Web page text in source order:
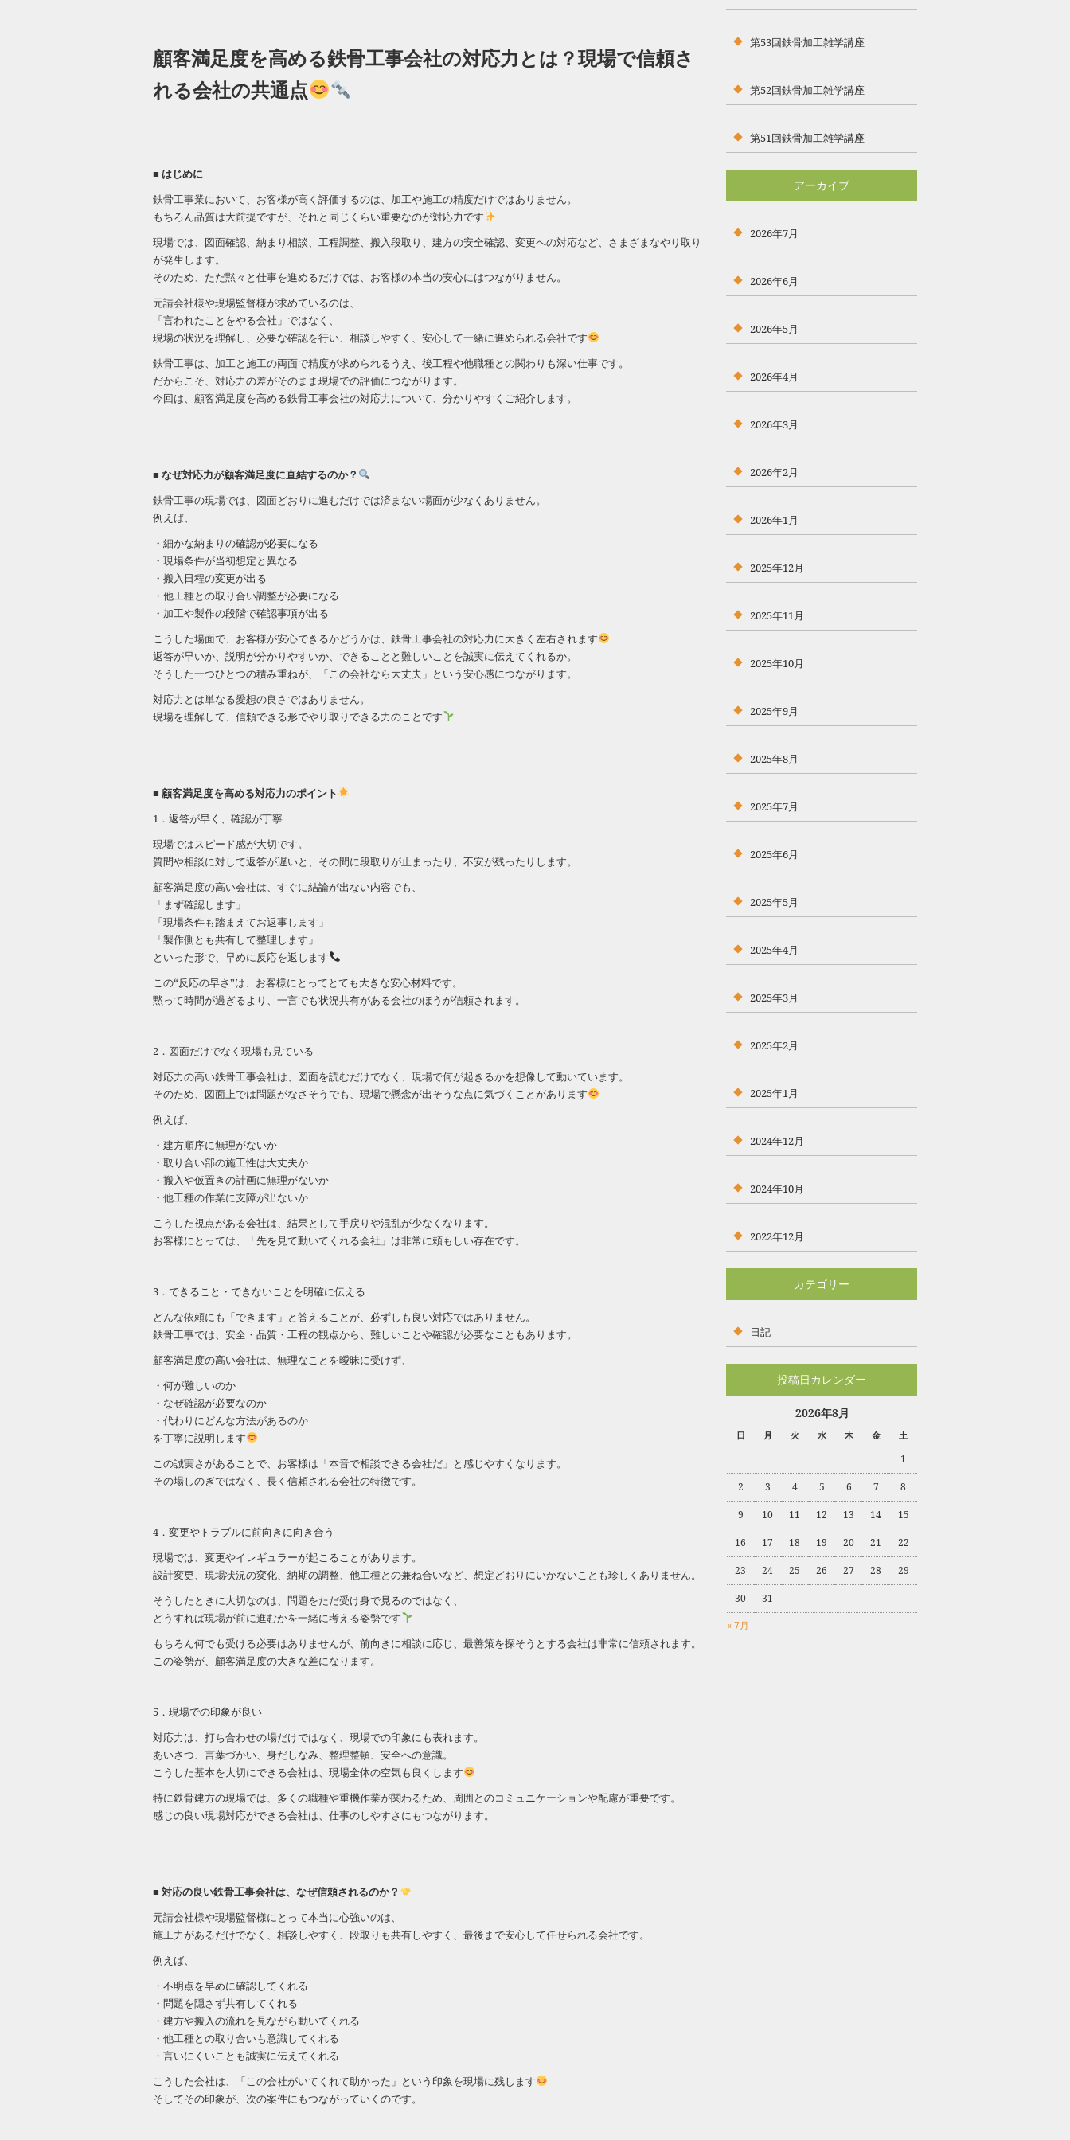
顧客満足度を高める鉄骨工事会社の対応力とは？現場で信頼さ
れる会社の共通点
■ はじめに
鉄骨工事業において、お客様が高く評価するのは、加工や施工の精度だけではありません。
もちろん品質は大前提ですが、それと同じくらい重要なのが対応力です
現場では、図面確認、納まり相談、工程調整、搬入段取り、建方の安全確認、変更への対応など、さまざまなやり取り
が発生します。
そのため、ただ黙々と仕事を進めるだけでは、お客様の本当の安心にはつながりません。
元請会社様や現場監督様が求めているのは、
「言われたことをやる会社」ではなく、
現場の状況を理解し、必要な確認を行い、相談しやすく、安心して一緒に進められる会社です
鉄骨工事は、加工と施工の両面で精度が求められるうえ、後工程や他職種との関わりも深い仕事です。
だからこそ、対応力の差がそのまま現場での評価につながります。
今回は、顧客満足度を高める鉄骨工事会社の対応力について、分かりやすくご紹介します。
■ なぜ対応力が顧客満足度に直結するのか？
鉄骨工事の現場では、図面どおりに進むだけでは済まない場面が少なくありません。
例えば、
・細かな納まりの確認が必要になる
・現場条件が当初想定と異なる
・搬入日程の変更が出る
・他工種との取り合い調整が必要になる
・加工や製作の段階で確認事項が出る
こうした場面で、お客様が安心できるかどうかは、鉄骨工事会社の対応力に大きく左右されます
返答が早いか、説明が分かりやすいか、できることと難しいことを誠実に伝えてくれるか。
そうした一つひとつの積み重ねが、「この会社なら大丈夫」という安心感につながります。
対応力とは単なる愛想の良さではありません。
現場を理解して、信頼できる形でやり取りできる力のことです
■ 顧客満足度を高める対応力のポイント
1．返答が早く、確認が丁寧
現場ではスピード感が大切です。
質問や相談に対して返答が遅いと、その間に段取りが止まったり、不安が残ったりします。
顧客満足度の高い会社は、すぐに結論が出ない内容でも、
「まず確認します」
「現場条件も踏まえてお返事します」
「製作側とも共有して整理します」
といった形で、早めに反応を返します
この“反応の早さ”は、お客様にとってとても大きな安心材料です。
黙って時間が過ぎるより、一言でも状況共有がある会社のほうが信頼されます。
2．図面だけでなく現場も見ている
対応力の高い鉄骨工事会社は、図面を読むだけでなく、現場で何が起きるかを想像して動いています。
そのため、図面上では問題がなさそうでも、現場で懸念が出そうな点に気づくことがあります
例えば、
・建方順序に無理がないか
・取り合い部の施工性は大丈夫か
・搬入や仮置きの計画に無理がないか
・他工種の作業に支障が出ないか
こうした視点がある会社は、結果として手戻りや混乱が少なくなります。
お客様にとっては、「先を見て動いてくれる会社」は非常に頼もしい存在です。
3．できること・できないことを明確に伝える
どんな依頼にも「できます」と答えることが、必ずしも良い対応ではありません。
鉄骨工事では、安全・品質・工程の観点から、難しいことや確認が必要なこともあります。
顧客満足度の高い会社は、無理なことを曖昧に受けず、
・何が難しいのか
・なぜ確認が必要なのか
・代わりにどんな方法があるのか
を丁寧に説明します
この誠実さがあることで、お客様は「本音で相談できる会社だ」と感じやすくなります。
その場しのぎではなく、長く信頼される会社の特徴です。
4．変更やトラブルに前向きに向き合う
現場では、変更やイレギュラーが起こることがあります。
設計変更、現場状況の変化、納期の調整、他工種との兼ね合いなど、想定どおりにいかないことも珍しくありません。
そうしたときに大切なのは、問題をただ受け身で見るのではなく、
どうすれば現場が前に進むかを一緒に考える姿勢です
もちろん何でも受ける必要はありませんが、前向きに相談に応じ、最善策を探そうとする会社は非常に信頼されます。
この姿勢が、顧客満足度の大きな差になります。
5．現場での印象が良い
対応力は、打ち合わせの場だけではなく、現場での印象にも表れます。
あいさつ、言葉づかい、身だしなみ、整理整頓、安全への意識。
こうした基本を大切にできる会社は、現場全体の空気も良くします
特に鉄骨建方の現場では、多くの職種や重機作業が関わるため、周囲とのコミュニケーションや配慮が重要です。
感じの良い現場対応ができる会社は、仕事のしやすさにもつながります。
■ 対応の良い鉄骨工事会社は、なぜ信頼されるのか？
元請会社様や現場監督様にとって本当に心強いのは、
施工力があるだけでなく、相談しやすく、段取りも共有しやすく、最後まで安心して任せられる会社です。
例えば、
・不明点を早めに確認してくれる
・問題を隠さず共有してくれる
・建方や搬入の流れを見ながら動いてくれる
・他工種との取り合いも意識してくれる
・言いにくいことも誠実に伝えてくれる
こうした会社は、「この会社がいてくれて助かった」という印象を現場に残します
そしてその印象が、次の案件にもつながっていくのです。
第53回鉄骨加工雑学講座
第52回鉄骨加工雑学講座
第51回鉄骨加工雑学講座
アーカイブ
2026年7月
2026年6月
2026年5月
2026年4月
2026年3月
2026年2月
2026年1月
2025年12月
2025年11月
2025年10月
2025年9月
2025年8月
2025年7月
2025年6月
2025年5月
2025年4月
2025年3月
2025年2月
2025年1月
2024年12月
2024年10月
2022年12月
カテゴリー
日記
投稿日カレンダー
2026年8月
日 月 火 水 木 金 土
« 7月
1
2 3 4 5 6 7 8
9 10 11 12 13 14 15
16 17 18 19 20 21 22
23 24 25 26 27 28 29
30 31